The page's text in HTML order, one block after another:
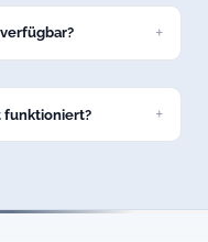
Toyota und viele
funktioniert?